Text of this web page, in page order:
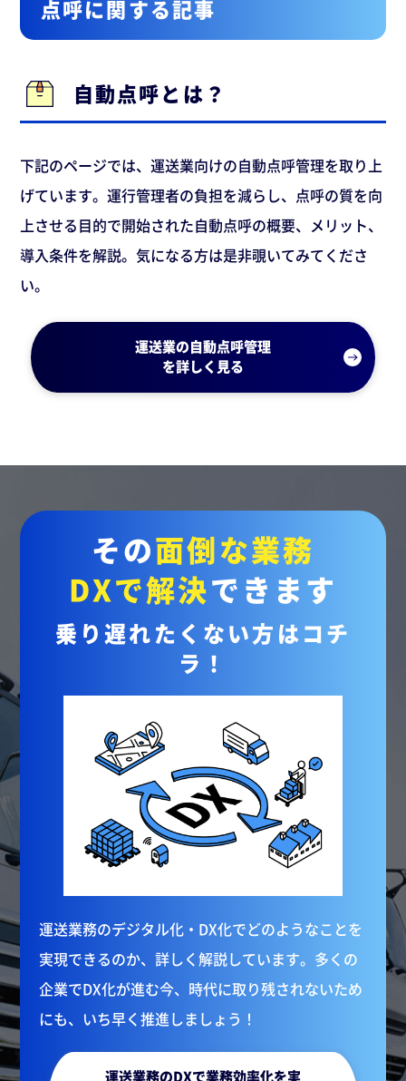
点呼に関する記事
自動点呼とは？
下記のページでは、運送業向けの自動点呼管理を取り上
げています。運行管理者の負担を減らし、点呼の質を向
上させる目的で開始された自動点呼の概要、メリット、
導入条件を解説。気になる方は是非覗いてみてくださ
い。
運送業の自動点呼管理
を詳しく見る
その面倒な業務
DXで解決できます
乗り遅れたくない方はコチ
ラ！
運送業務のデジタル化・DX化でどのようなことを
実現できるのか、詳しく解説しています。多くの
企業でDX化が進む今、時代に取り残されないため
にも、いち早く推進しましょう！
運送業務のDXで業務効率化を実